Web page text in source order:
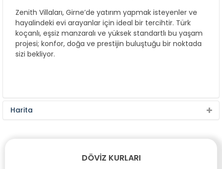
Zenith Villaları, Girne’de yatırım yapmak isteyenler ve
hayalindeki evi arayanlar için ideal bir tercihtir. Türk
koçanlı, eşsiz manzaralı ve yüksek standartlı bu yaşam
projesi; konfor, doğa ve prestijin buluştuğu bir noktada
sizi bekliyor.
Harita
DÖVIZ KURLARI